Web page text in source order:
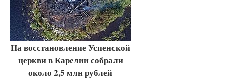
На восстановление Успенской
церкви в Карелии собрали
около 2,5 млн рублей